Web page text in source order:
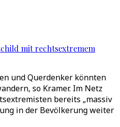
mit rechtsextremem
und Querdenker könnten
so Kramer. Im Netz
bereits „massiv
in der Bevölkerung weiter